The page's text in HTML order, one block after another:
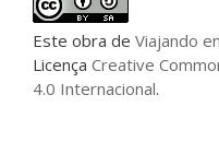
Este obra de Viajando
Licença Creative
4.0 Internacional.